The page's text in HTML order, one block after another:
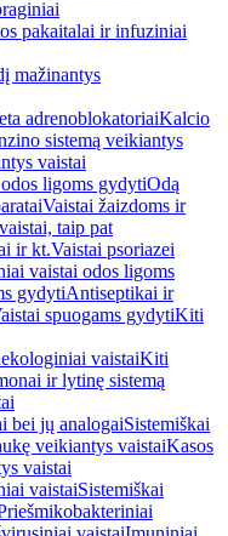
pakaitalai ir infuziniai
mažinantys
adrenoblokatoriaiKalcio
sistemą veikiantys
vaistai
ligoms gydytiOdą
Vaistai žaizdoms ir
taip pat
ir kt.Vaistai psoriazei
vaistai odos ligoms
gydytiAntiseptikai ir
spuogams gydytiKiti
vaistaiKiti
ir lytinę sistemą
bei jų analogaiSistemiškai
veikiantys vaistaiKasos
vaistai
vaistaiSistemiškai